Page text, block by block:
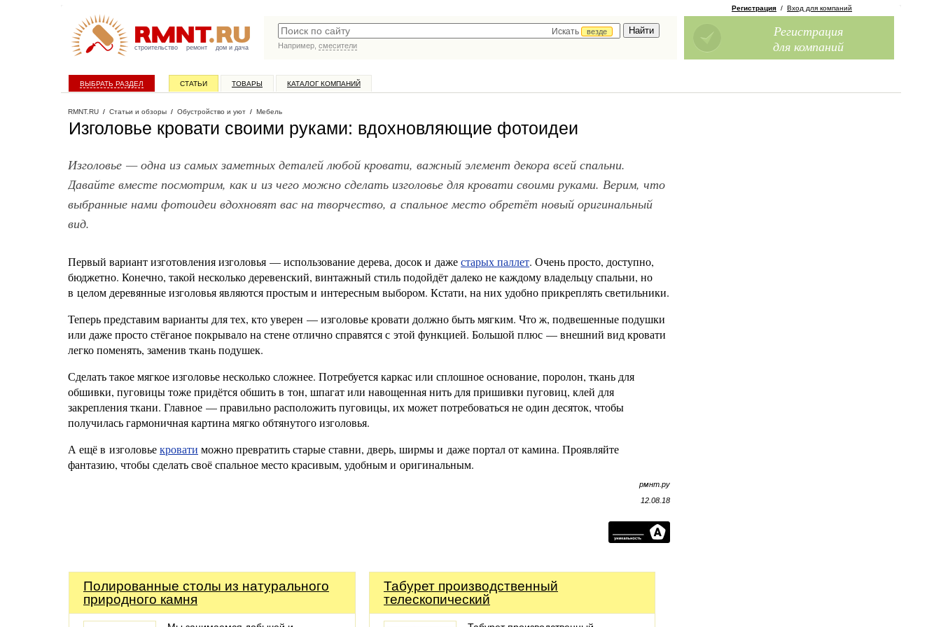
строительство ремонт дом и дача
Искать
везде
Например, смесители
Регистрация / Вход для компаний
Регистрация
для компаний
ВЫБРАТЬ РАЗДЕЛ СТАТЬИ ТОВАРЫ КАТАЛОГ КОМПАНИЙ
RMNT.RU / Статьи и обзоры / Обустройство и уют / Мебель
Изголовье кровати своими руками: вдохновляющие фотоидеи
Изголовье — одна из самых заметных деталей любой кровати, важный элемент декора всей спальни.
Давайте вместе посмотрим, как и из чего можно сделать изголовье для кровати своими руками. Верим, что
выбранные нами фотоидеи вдохновят вас на творчество, а спальное место обретёт новый оригинальный
вид.
Первый вариант изготовления изголовья — использование дерева, досок и дажестарых паллет. Очень просто, доступно,
бюджетно. Конечно, такой несколько деревенский, винтажный стиль подойдёт далеко не каждому владельцу спальни, но
в целом деревянные изголовья являются простым и интересным выбором. Кстати, на них удобно прикреплять светильники.
Теперь представим варианты для тех, кто уверен — изголовье кровати должно быть мягким. Что ж, подвешенные подушки
или даже просто стёганое покрывало на стене отлично справятся с этой функцией. Большой плюс — внешний вид кровати
легко поменять, заменив ткань подушек.
Сделать такое мягкое изголовье несколько сложнее. Потребуется каркас или сплошное основание, поролон, ткань для
обшивки, пуговицы тоже придётся обшить в тон, шпагат или навощенная нить для пришивки пуговиц, клей для
закрепления ткани. Главное — правильно расположить пуговицы, их может потребоваться не один десяток, чтобы
получилась гармоничная картина мягко обтянутого изголовья.
А ещё в изголовьекровати можно превратить старые ставни, дверь, ширмы и даже портал от камина. Проявляйте
фантазию, чтобы сделать своё спальное место красивым, удобным и оригинальным.
рмнт.ру
12.08.18
Полированные столы из натурального
природного камня
Табурет производственный
телескопический